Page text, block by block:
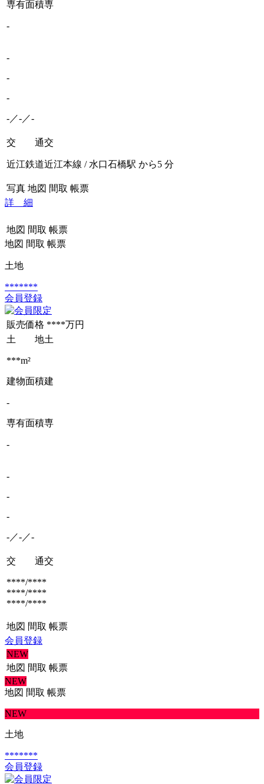
専有面積専
-
-
-
-
-／-／-
交 通交
近江鉄道近江本線 / 水口石橋駅 から5 分
写真 地図 間取 帳票
詳 細
地図 間取 帳票
地図 間取 帳票
土地
*******
会員登録
販売価格 ****万円
土 地土
***m²
建物面積建
-
専有面積専
-
-
-
-
-／-／-
交 通交
****/****
****/****
****/****
地図 間取 帳票
会員登録
NEW
地図 間取 帳票
NEW
地図 間取 帳票
NEW
土地
*******
会員登録